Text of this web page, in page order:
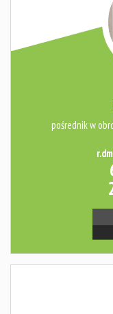
pośrednik w